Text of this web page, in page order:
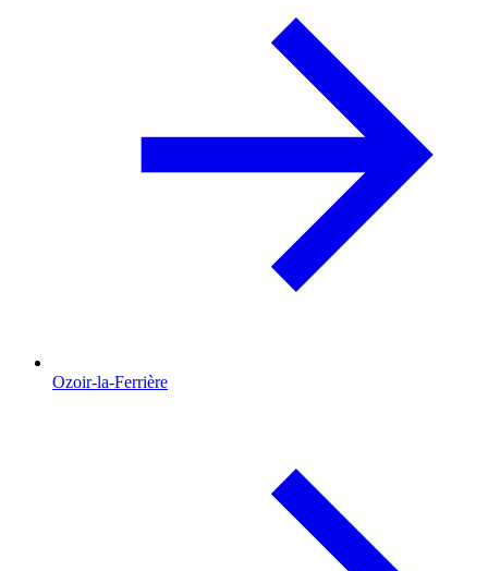
Ozoir-la-Ferrière